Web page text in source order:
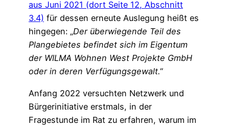
aus Juni 2021 (dort Seite 12, Abschnitt
3.4) für dessen erneute Auslegung heißt es
hingegen: „Der überwiegende Teil des
Plangebietes befindet sich im Eigentum
der WILMA Wohnen West Projekte GmbH
oder in deren Verfügungsgewalt.“
Anfang 2022 versuchten Netzwerk und
Bürgerinitiative erstmals, in der
Fragestunde im Rat zu erfahren, warum im